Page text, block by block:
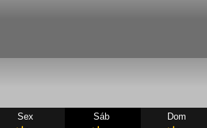
Sex Sáb Dom